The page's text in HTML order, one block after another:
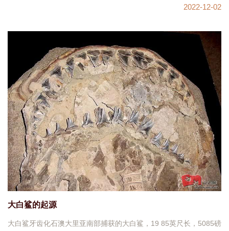
2022-12-02
大白鲨的起源
大白鲨牙齿化石澳大里亚南部捕获的大白鲨，19 85英尺长，5085磅